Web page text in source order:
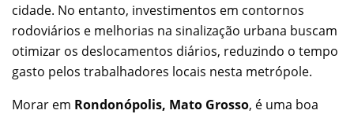
cidade. No entanto, investimentos em contornos
rodoviários e melhorias na sinalização urbana buscam
otimizar os deslocamentos diários, reduzindo o tempo
gasto pelos trabalhadores locais nesta metrópole.
Morar em Rondonópolis, Mato Grosso, é uma boa